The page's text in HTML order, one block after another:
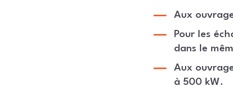
Aux
Pour les
dans le
Aux
à 500 kW.